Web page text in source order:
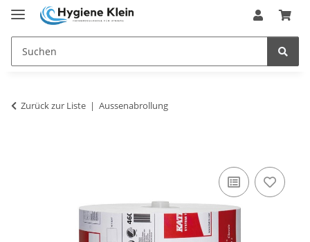
Zurück zur Liste Aussenabrollung